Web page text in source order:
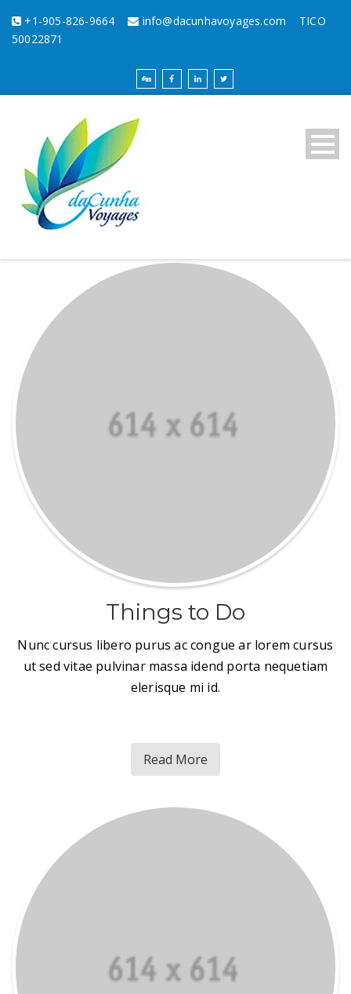
+1-905-826-9664 info@dacunhavoyages.com TICO
50022871
Things to Do
Nunc cursus libero purus ac congue ar lorem cursus
ut sed vitae pulvinar massa idend porta nequetiam
elerisque mi id.
Read More